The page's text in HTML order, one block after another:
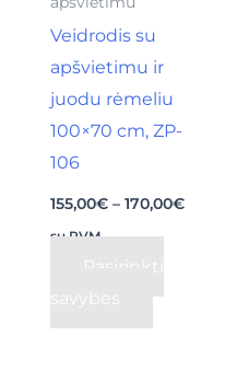
Veidrodis su
apšvietimu ir
juodu rėmeliu
100×70 cm, ZP-
106
155,00€ – 170,00€
su PVM
Pasirinkti
savybes
chosen
on
the